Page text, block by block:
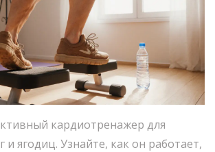
кардиотренажер для
и ягодиц. Узнайте, как он работает,